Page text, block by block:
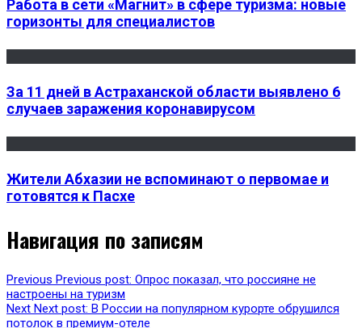
Работа в сети «Магнит» в сфере туризма: новые
горизонты для специалистов
За 11 дней в Астраханской области выявлено 6
случаев заражения коронавирусом
Жители Абхазии не вспоминают о первомае и
готовятся к Пасхе
Навигация по записям
Previous Previous post: Опрос показал, что россияне не
настроены на туризм
Next Next post: В России на популярном курорте обрушился
потолок в премиум-отеле